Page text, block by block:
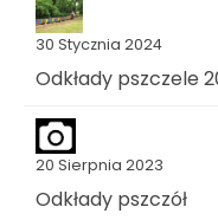
30 Stycznia 2024
Odkłady pszczele
20 Sierpnia 2023
Odkłady pszczół